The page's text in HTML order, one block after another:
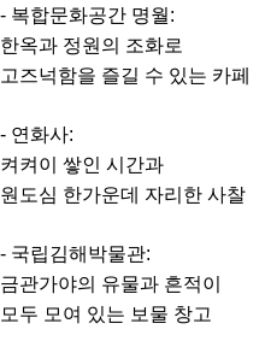
- 복합문화공간 명월:
한옥과 정원의 조화로
고즈넉함을 즐길 수 있는 카페
- 연화사:
켜켜이 쌓인 시간과
원도심 한가운데 자리한 사찰
- 국립김해박물관:
금관가야의 유물과 흔적이
모두 모여 있는 보물 창고